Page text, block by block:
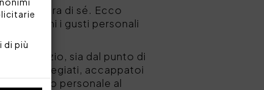
di più
e alla cura di sé. Ecco
rispecchi i gusti personali
spazio, sia dal punto di
pregiati, accappatoi
un tocco personale al